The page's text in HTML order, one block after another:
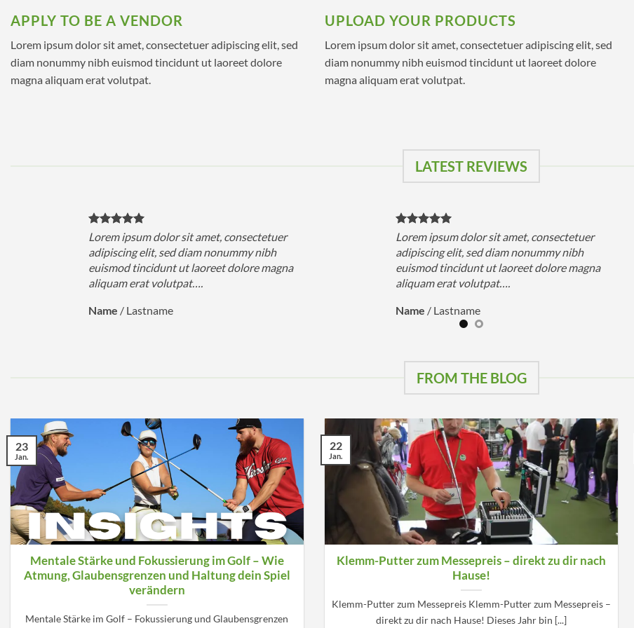
APPLY TO BE A VENDOR
Lorem ipsum dolor sit amet, consectetuer adipiscing elit, sed
diam nonummy nibh euismod tincidunt ut laoreet dolore
magna aliquam erat volutpat.
UPLOAD YOUR PRODUCTS
Lorem ipsum dolor sit amet, consectetuer adipiscing elit, sed
diam nonummy nibh euismod tincidunt ut laoreet dolore
magna aliquam erat volutpat.
LATEST REVIEWS
Lorem ipsum dolor sit amet, consectetuer
adipiscing elit, sed diam nonummy nibh
euismod tincidunt ut laoreet dolore magna
aliquam erat volutpat….
Name / Lastname
Lorem ipsum dolor sit amet, consectetuer
adipiscing elit, sed diam nonummy nibh
euismod tincidunt ut laoreet dolore magna
aliquam erat volutpat….
Name / Lastname
FROM THE BLOG
Mentale Stärke und Fokussierung im Golf – Wie
Atmung, Glaubensgrenzen und Haltung dein Spiel
verändern
Mentale Stärke im Golf – Fokussierung und Glaubensgrenzen
23
Jan.
Klemm-Putter zum Messepreis – direkt zu dir nach
Hause!
Klemm-Putter zum Messepreis Klemm-Putter zum Messepreis –
direkt zu dir nach Hause! Dieses Jahr bin [...]
22
Jan.